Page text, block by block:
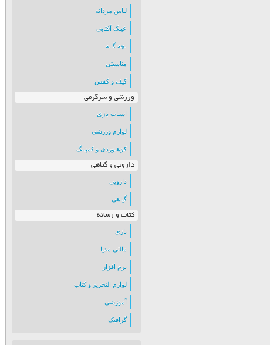
لباس مردانه
عینک آفتابی
بچه گانه
مناسبتی
کیف و کفش
ورزشی و سرگرمی
اسباب بازی
لوازم ورزشی
کوهنوردی و کمپینگ
دارویی و گیاهی
دارویی
گیاهی
کتاب و رسانه
بازی
مالتی مدیا
نرم افزار
لوازم التحریر و کتاب
آموزشی
گرافیک